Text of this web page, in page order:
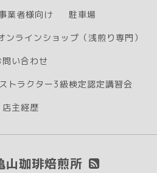
業者様向け
駐車場
ンラインショップ（浅煎り専門）
問い合わせ
トラクター3級検定認定講習会
店主経歴
珈琲焙煎所